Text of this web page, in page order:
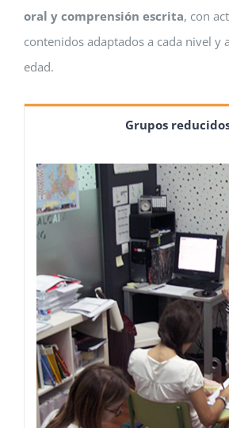
oral y comprensión escrita, con
contenidos adaptados a cada nivel y
edad.
Grupos